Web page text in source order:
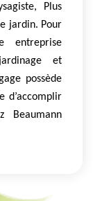
Plus
jardin. Pour
entreprise
et
possède
d’accomplir
Beaumann